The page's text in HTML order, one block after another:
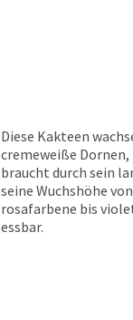
Diese Kakteen
cremeweiße
braucht durch sein
seine Wuchshöhe
rosafarbene bis
essbar.